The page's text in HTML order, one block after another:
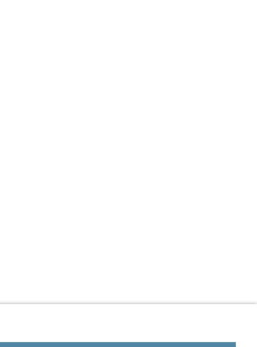
Über unsKontakt / Anfrage